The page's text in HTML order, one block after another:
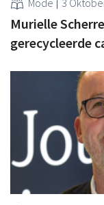
Murielle
gerecycleerde